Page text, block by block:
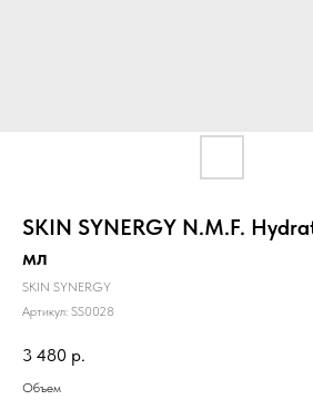
SKIN SYNERGY N.M.F.
мл
SKIN SYNERGY
Артикул: SS0028
3 480 р.
Объем